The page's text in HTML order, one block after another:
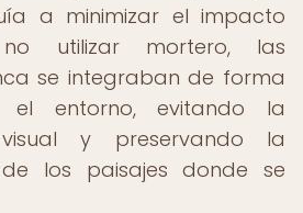
a minimizar el impacto
utilizar mortero, las
se integraban de forma
el entorno, evitando la
visual y preservando la
los paisajes donde se